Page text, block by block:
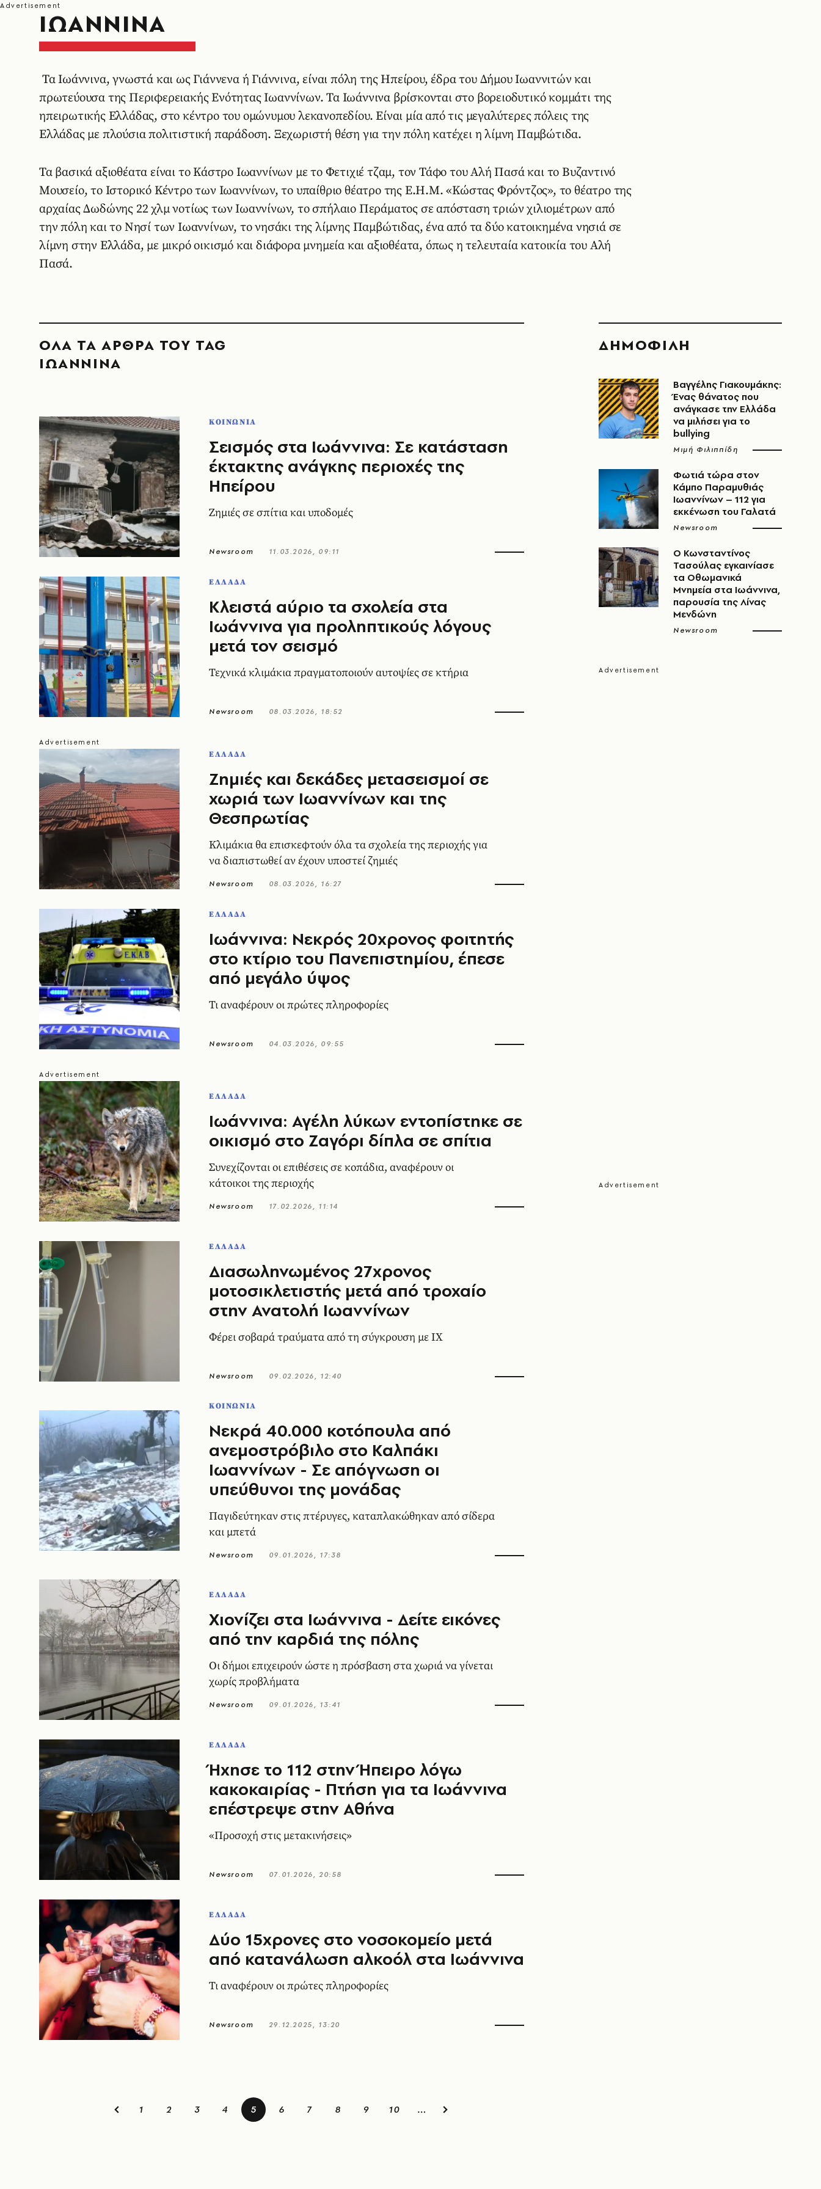
ΙΩΑΝΝΙΝΑ
Τα Ιωάννινα, γνωστά και ως Γιάννενα ή Γιάννινα, είναι πόλη της Ηπείρου, έδρα του Δήμου Ιωαννιτών και
πρωτεύουσα της Περιφερειακής Ενότητας Ιωαννίνων. Τα Ιωάννινα βρίσκονται στο βορειοδυτικό κομμάτι της
ηπειρωτικής Ελλάδας, στο κέντρο του ομώνυμου λεκανοπεδίου. Είναι μία από τις μεγαλύτερες πόλεις της
Ελλάδας με πλούσια πολιτιστική παράδοση. Ξεχωριστή θέση για την πόλη κατέχει η λίμνη Παμβώτιδα.
Τα βασικά αξιοθέατα είναι το Κάστρο Ιωαννίνων με το Φετιχιέ τζαμ, τον Τάφο του Αλή Πασά και το Βυζαντινό
Μουσείο, το Ιστορικό Κέντρο των Ιωαννίνων, το υπαίθριο θέατρο της Ε.Η.Μ. «Κώστας Φρόντζος», το θέατρο της
αρχαίας Δωδώνης 22 χλμ νοτίως των Ιωαννίνων, το σπήλαιο Περάματος σε απόσταση τριών χιλιομέτρων από
την πόλη και το Νησί των Ιωαννίνων, το νησάκι της λίμνης Παμβώτιδας, ένα από τα δύο κατοικημένα νησιά σε
λίμνη στην Ελλάδα, με μικρό οικισμό και διάφορα μνημεία και αξιοθέατα, όπως η τελευταία κατοικία του Αλή
Πασά.
ΟΛΑ ΤΑ ΑΡΘΡΑ ΤΟΥ TAG
ΙΩΑΝΝΙΝΑ
ΚΟΙΝΩΝΙΑ
Σεισμός στα Ιωάννινα: Σε κατάσταση
έκτακτης ανάγκης περιοχές της
Ηπείρου
Ζημιές σε σπίτια και υποδομές
Newsroom 11.03.2026, 09:11
ΕΛΛΑΔΑ
Κλειστά αύριο τα σχολεία στα
Ιωάννινα για προληπτικούς λόγους
μετά τον σεισμό
Τεχνικά κλιμάκια πραγματοποιούν αυτοψίες σε κτήρια
Newsroom 08.03.2026, 18:52
ΕΛΛΑΔΑ
Ζημιές και δεκάδες μετασεισμοί σε
χωριά των Ιωαννίνων και της
Θεσπρωτίας
Κλιμάκια θα επισκεφτούν όλα τα σχολεία της περιοχής για
να διαπιστωθεί αν έχουν υποστεί ζημιές
Newsroom 08.03.2026, 16:27
ΕΛΛΑΔΑ
Ιωάννινα: Νεκρός 20χρονος φοιτητής
στο κτίριο του Πανεπιστημίου, έπεσε
από μεγάλο ύψος
Τι αναφέρουν οι πρώτες πληροφορίες
Newsroom 04.03.2026, 09:55
ΕΛΛΑΔΑ
Ιωάννινα: Αγέλη λύκων εντοπίστηκε σε
οικισμό στο Ζαγόρι δίπλα σε σπίτια
Συνεχίζονται οι επιθέσεις σε κοπάδια, αναφέρουν οι
κάτοικοι της περιοχής
Newsroom 17.02.2026, 11:14
ΕΛΛΑΔΑ
Διασωληνωμένος 27χρονος
μοτοσικλετιστής μετά από τροχαίο
στην Ανατολή Ιωαννίνων
Φέρει σοβαρά τραύματα από τη σύγκρουση με ΙΧ
Newsroom 09.02.2026, 12:40
ΚΟΙΝΩΝΙΑ
Νεκρά 40.000 κοτόπουλα από
ανεμοστρόβιλο στο Καλπάκι
Ιωαννίνων - Σε απόγνωση οι
υπεύθυνοι της μονάδας
Παγιδεύτηκαν στις πτέρυγες, καταπλακώθηκαν από σίδερα
και μπετά
Newsroom 09.01.2026, 17:38
ΕΛΛΑΔΑ
Χιονίζει στα Ιωάννινα - Δείτε εικόνες
από την καρδιά της πόλης
Οι δήμοι επιχειρούν ώστε η πρόσβαση στα χωριά να γίνεται
χωρίς προβλήματα
Newsroom 09.01.2026, 13:41
ΕΛΛΑΔΑ
Ήχησε το 112 στην Ήπειρο λόγω
κακοκαιρίας - Πτήση για τα Ιωάννινα
επέστρεψε στην Αθήνα
«Προσοχή στις μετακινήσεις»
Newsroom 07.01.2026, 20:58
ΕΛΛΑΔΑ
Δύο 15χρονες στο νοσοκομείο μετά
από κατανάλωση αλκοόλ στα Ιωάννινα
Τι αναφέρουν οι πρώτες πληροφορίες
Newsroom 29.12.2025, 13:20
1 2 3 4 5 6 7 8 9 10 …
ΔΗΜΟΦΙΛΗ
Βαγγέλης Γιακουμάκης:
Ένας θάνατος που
ανάγκασε την Ελλάδα
να μιλήσει για το
bullying
Μιμή Φιλιππίδη
Φωτιά τώρα στον
Κάμπο Παραμυθιάς
Ιωαννίνων – 112 για
εκκένωση του Γαλατά
Newsroom
Ο Κωνσταντίνος
Τασούλας εγκαινίασε
τα Οθωμανικά
Μνημεία στα Ιωάννινα,
παρουσία της Λίνας
Μενδώνη
Newsroom